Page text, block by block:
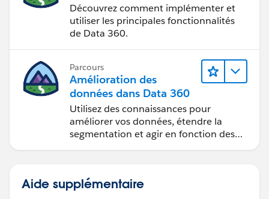
Découvrez comment implémenter et
utiliser les principales fonctionnalités
de Data 360.
Parcours
Amélioration des
données dans Data 360
Utilisez des connaissances pour
améliorer vos données, étendre la
segmentation et agir en fonction des
données.
Aide supplémentaire